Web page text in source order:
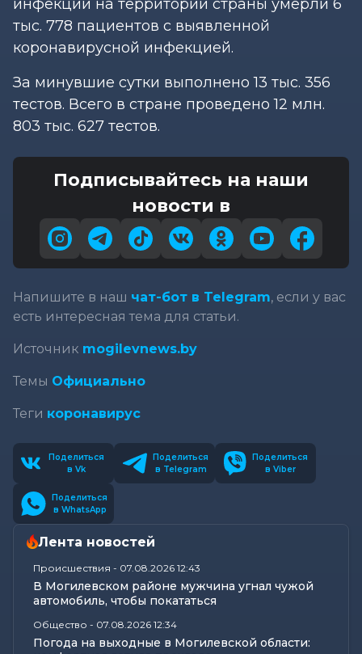
инфекции на территории страны умерли 6
тыс. 778 пациентов с выявленной
коронавирусной инфекцией.
За минувшие сутки выполнено 13 тыс. 356
тестов. Всего в стране проведено 12 млн.
803 тыс. 627 тестов.
Подписывайтесь на наши
новости в
Напишите в наш чат-бот в Telegram, если у вас
есть интересная тема для статьи.
Источник mogilevnews.by
Темы Официально
Теги коронавирус
Поделиться
в Vk
Поделиться
в Telegram
Поделиться
в Viber
Поделиться
в WhatsApp
Лента новостей
Происшествия - 07.08.2026 12:43
В Могилевском районе мужчина угнал чужой
автомобиль, чтобы покататься
Общество - 07.08.2026 12:34
Погода на выходные в Могилевской области: